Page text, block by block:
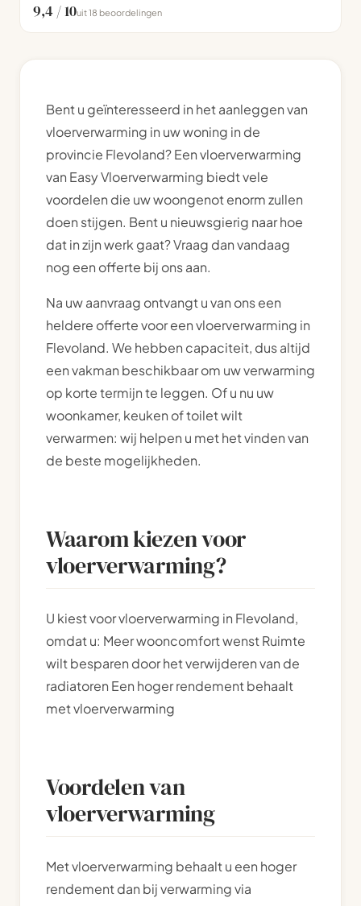
9,4 / 10uit 18 beoordelingen
Bent u geïnteresseerd in het aanleggen van
vloerverwarming in uw woning in de
provincie Flevoland? Een vloerverwarming
van Easy Vloerverwarming biedt vele
voordelen die uw woongenot enorm zullen
doen stijgen. Bent u nieuwsgierig naar hoe
dat in zijn werk gaat? Vraag dan vandaag
nog een offerte bij ons aan.
Na uw aanvraag ontvangt u van ons een
heldere offerte voor een vloerverwarming in
Flevoland. We hebben capaciteit, dus altijd
een vakman beschikbaar om uw verwarming
op korte termijn te leggen. Of u nu uw
woonkamer, keuken of toilet wilt
verwarmen: wij helpen u met het vinden van
de beste mogelijkheden.
Waarom kiezen voor
vloerverwarming?
U kiest voor vloerverwarming in Flevoland,
omdat u: Meer wooncomfort wenst Ruimte
wilt besparen door het verwijderen van de
radiatoren Een hoger rendement behaalt
met vloerverwarming
Voordelen van
vloerverwarming
Met vloerverwarming behaalt u een hoger
rendement dan bij verwarming via